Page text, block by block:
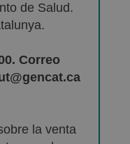
de Salud.
Correo
la venta